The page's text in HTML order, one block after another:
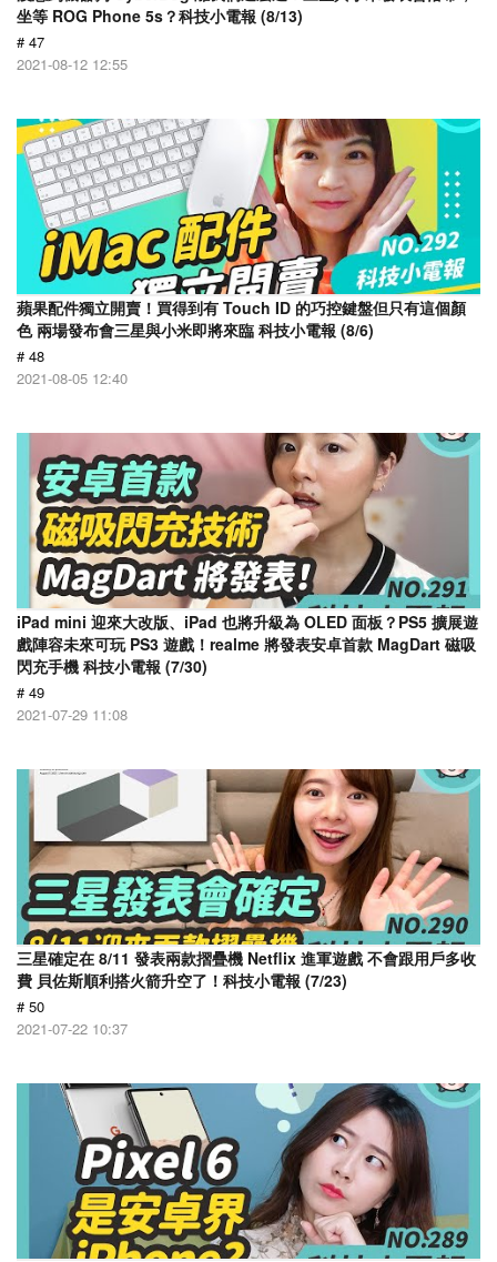
坐等 ROG Phone 5s？科技小電報 (8/13)
# 47
2021-08-12 12:55
蘋果配件獨立開賣！買得到有 Touch ID 的巧控鍵盤但只有這個顏
色 兩場發布會三星與小米即將來臨 科技小電報 (8/6)
# 48
2021-08-05 12:40
iPad mini 迎來大改版、iPad 也將升級為 OLED 面板？PS5 擴展遊
戲陣容未來可玩 PS3 遊戲！realme 將發表安卓首款 MagDart 磁吸
閃充手機 科技小電報 (7/30)
# 49
2021-07-29 11:08
三星確定在 8/11 發表兩款摺疊機 Netflix 進軍遊戲 不會跟用戶多收
費 貝佐斯順利搭火箭升空了！科技小電報 (7/23)
# 50
2021-07-22 10:37